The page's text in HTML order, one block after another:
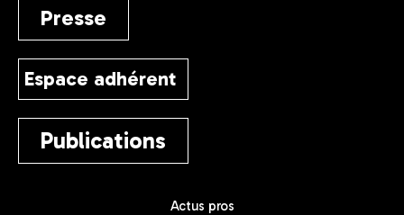
Presse
Espace adhérent
Publications
Actus pros